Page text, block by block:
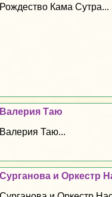
Рождество Кама Сутра...
Валерия Таю
Валерия Таю...
Сурганова и Оркестр